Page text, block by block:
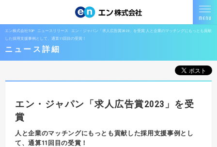
エン株式会社TOP ニュースリリース
エン・ジャパン「求人広告賞2023」を受賞 人と企業のマッチングにもっとも貢献
した採用支援事例として、通算11回目の受賞！
ニュース詳細
エン・ジャパン「求人広告賞2023」を受
賞
人と企業のマッチングにもっとも貢献した採用支援事例とし
て、通算11回目の受賞！